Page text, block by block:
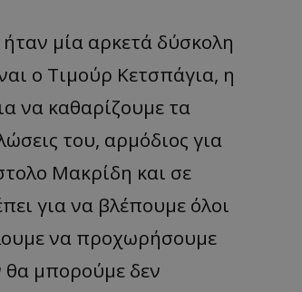
ήταν μία αρκετά δύσκολη
ο Τιμούρ Κετσπάγια, η
να καθαρίζουμε τα
του, αρμόδιος για
Μακρίδη και σε
για να βλέπουμε όλοι
να προχωρήσουμε
θα μπορούμε δεν